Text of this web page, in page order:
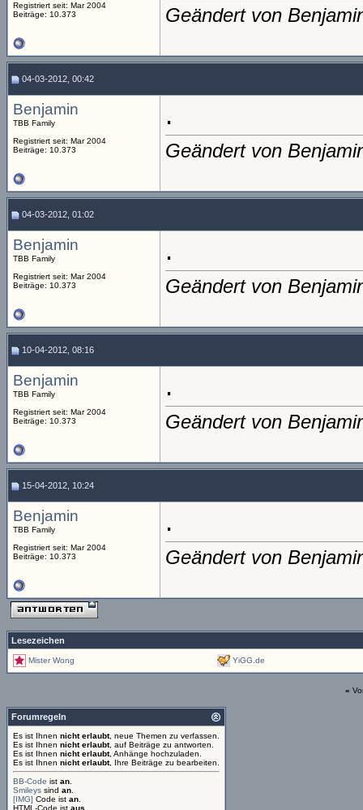
Registriert seit: Mar 2004
Beiträge: 10.373
Geändert von
04-03-2012, 00:42
Benjamin
TBB Family
Registriert seit: Mar 2004
Beiträge: 10.373
.
Geändert von
04-03-2012, 01:02
Benjamin
TBB Family
Registriert seit: Mar 2004
Beiträge: 10.373
.
Geändert von
10-04-2012, 08:16
Benjamin
TBB Family
Registriert seit: Mar 2004
Beiträge: 10.373
.
Geändert von
15-04-2012, 10:24
Benjamin
TBB Family
Registriert seit: Mar 2004
Beiträge: 10.373
.
Geändert von
Lesezeichen
Mister Wong YiGG.de
«
Forumregeln
Es ist Ihnen nicht erlaubt, neue Themen zu verfassen.
Es ist Ihnen nicht erlaubt, auf Beiträge zu antworten.
Es ist Ihnen nicht erlaubt, Anhänge hochzuladen.
Es ist Ihnen nicht erlaubt, Ihre Beiträge zu bearbeiten.
BB-Code ist an
Smileys sind an
[IMG] Code ist an
HTML-Code ist aus